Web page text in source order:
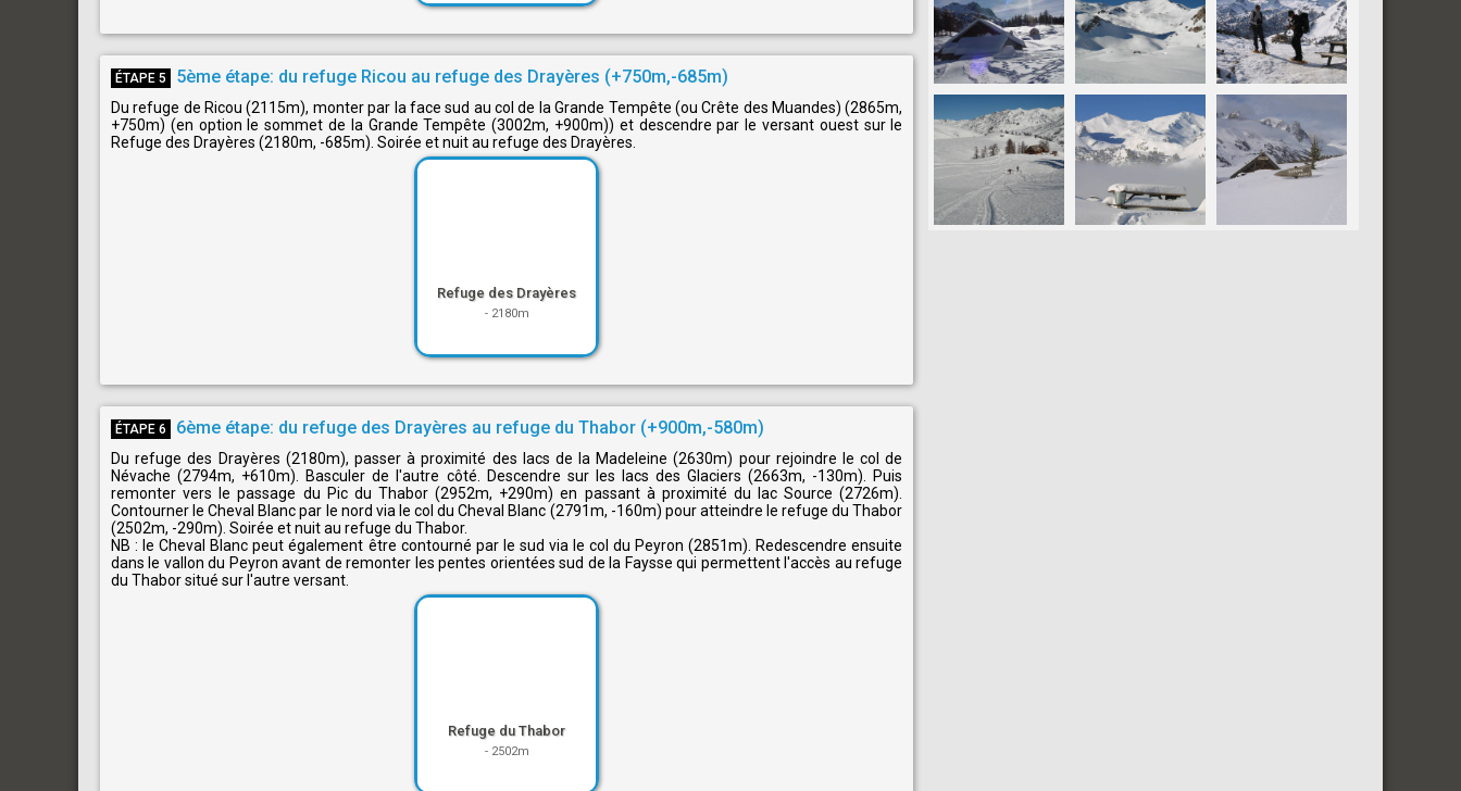
ÉTAPE 5 5ème étape: du refuge Ricou au refuge des Drayères (+750m,-685m)
Du refuge de Ricou (2115m), monter par la face sud au col de la Grande Tempête (ou Crête des Muandes) (2865m,
+750m) (en option le sommet de la Grande Tempête (3002m, +900m)) et descendre par le versant ouest sur le
Refuge des Drayères (2180m, -685m). Soirée et nuit au refuge des Drayères.
Refuge des Drayères
- 2180m
ÉTAPE 6 6ème étape: du refuge des Drayères au refuge du Thabor (+900m,-580m)
Du refuge des Drayères (2180m), passer à proximité des lacs de la Madeleine (2630m) pour rejoindre le col de
Névache (2794m, +610m). Basculer de l'autre côté. Descendre sur les lacs des Glaciers (2663m, -130m). Puis
remonter vers le passage du Pic du Thabor (2952m, +290m) en passant à proximité du lac Source (2726m).
Contourner le Cheval Blanc par le nord via le col du Cheval Blanc (2791m, -160m) pour atteindre le refuge du Thabor
(2502m, -290m). Soirée et nuit au refuge du Thabor.
NB : le Cheval Blanc peut également être contourné par le sud via le col du Peyron (2851m). Redescendre ensuite
dans le vallon du Peyron avant de remonter les pentes orientées sud de la Faysse qui permettent l'accès au refuge
du Thabor situé sur l'autre versant.
Refuge du Thabor
- 2502m